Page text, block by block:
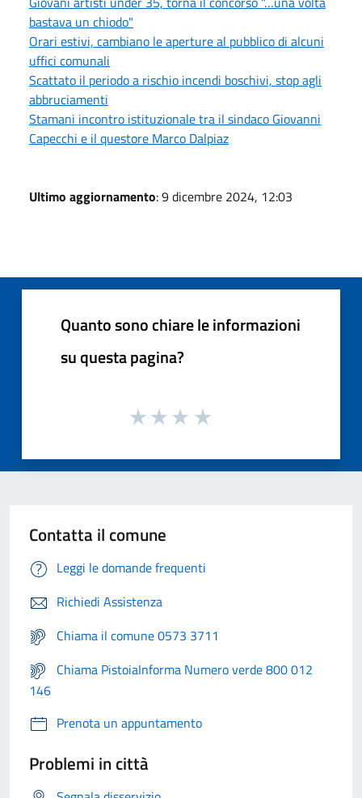
bastava un chiodo"
Orari estivi, cambiano le aperture al pubblico di alcuni
uffici comunali
Scattato il periodo a rischio incendi boschivi, stop agli
abbruciamenti
Stamani incontro istituzionale tra il sindaco Giovanni
Capecchi e il questore Marco Dalpiaz
Ultimo aggiornamento: 9 dicembre 2024, 12:03
Quanto sono chiare le informazioni
su questa pagina?
Contatta il comune
Leggi le domande frequenti
Richiedi Assistenza
Chiama il comune 0573 3711
Chiama PistoiaInforma Numero verde 800 012
146
Prenota un appuntamento
Problemi in città